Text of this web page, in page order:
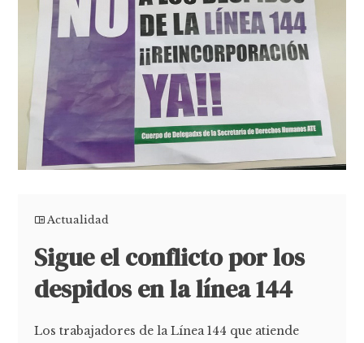
Actualidad
Sigue el conflicto por los
despidos en la línea 144
Los trabajadores de la Línea 144 que atiende